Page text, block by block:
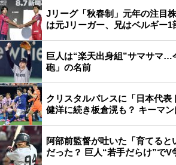
Jリーグ「秋春制」元年の注目
は元Jリーガー、兄はベルギー1
巨人は“楽天出身組”サマサマ…
砲」の名前
クリスタルパレスに「日本代
健洋に続き板倉滉も？ キーマ
阿部前監督が吐いた「育てると
だった？ 巨人“若手だらけ”でV